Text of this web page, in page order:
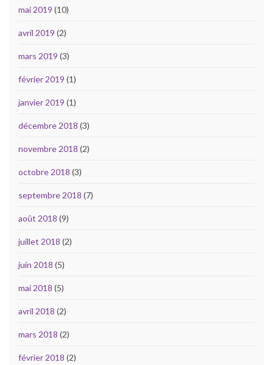
mai 2019 (10)
avril 2019 (2)
mars 2019 (3)
février 2019 (1)
janvier 2019 (1)
décembre 2018 (3)
novembre 2018 (2)
octobre 2018 (3)
septembre 2018 (7)
août 2018 (9)
juillet 2018 (2)
juin 2018 (5)
mai 2018 (5)
avril 2018 (2)
mars 2018 (2)
février 2018 (2)